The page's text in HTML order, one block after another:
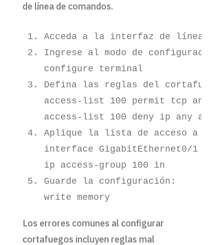
de línea de comandos.
1. Acceda a la interfaz de línea de
2. Ingrese al modo de
   configure terminal
3. Defina las reglas del
access-list 100 permit tcp any
   access-list 100 deny ip any any
4. Aplique la lista de acceso a la
   interface GigabitEthernet0/1
   ip access-group 100 in
5. Guarde la configuración:
   write memory
Los errores comunes al configurar
cortafuegos incluyen reglas mal